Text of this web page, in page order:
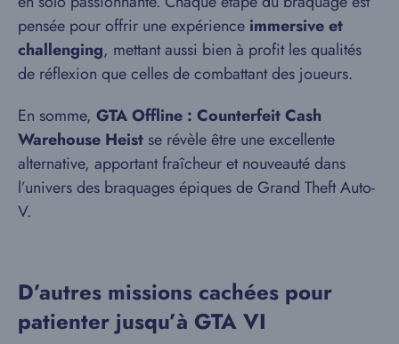
pensée pour offrir une expérience immersive et
challenging, mettant aussi bien à profit les qualités
de réflexion que celles de combattant des joueurs.
En somme, GTA Offline : Counterfeit Cash
Warehouse Heist se révèle être une excellente
alternative, apportant fraîcheur et nouveauté dans
l’univers des braquages épiques de Grand Theft Auto-
V.
D’autres missions cachées pour
patienter jusqu’à GTA VI